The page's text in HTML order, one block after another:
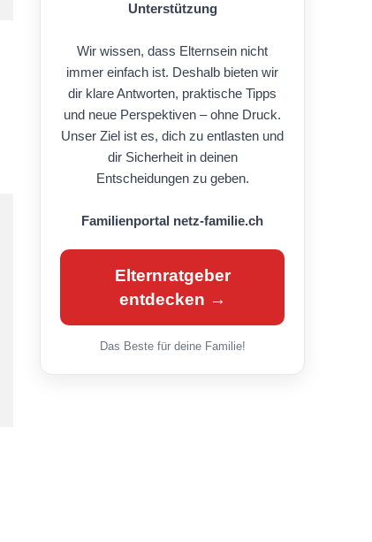
Unterstützung
Wir wissen, dass Elternsein nicht
immer einfach ist. Deshalb bieten wir
dir klare Antworten, praktische Tipps
und neue Perspektiven – ohne Druck.
Unser Ziel ist es, dich zu entlasten und
dir Sicherheit in deinen
Entscheidungen zu geben.
Familienportal netz-familie.ch
Elternratgeber
entdecken →
Das Beste für deine Familie!